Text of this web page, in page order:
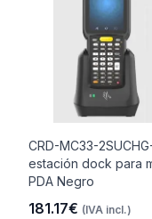
CRD-MC33-
estación dock para
PDA Negro
181.17€ (IVA incl.)